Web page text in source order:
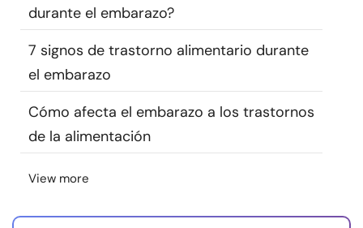
Encuentra un terapeuta
Idioma
Sobre nosotros Contáctanos
nosotros
© Copyright 2026. Todos los derechos reservados.
durante el embarazo?
7 signos de trastorno alimentario durante
el embarazo
Cómo afecta el embarazo a los trastornos
de la alimentación
View more